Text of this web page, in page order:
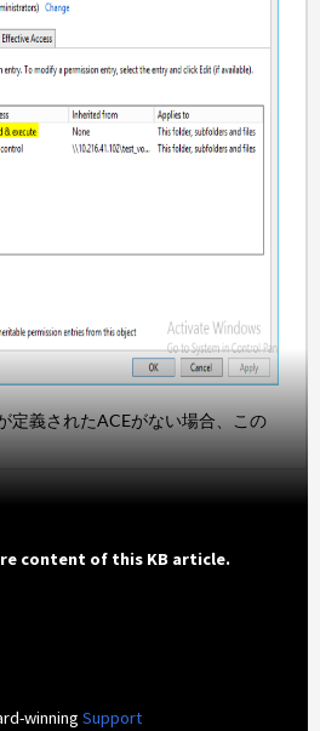
定義されたACEがない場合、この
content of this KB article.
winningSupport